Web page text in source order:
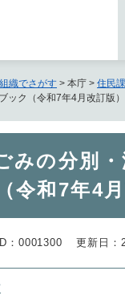
組織でさがす > 本庁 > 住民課
ック（令和7年4月改訂版）
みの分別・
令和7年4月
：0001300 更新日：